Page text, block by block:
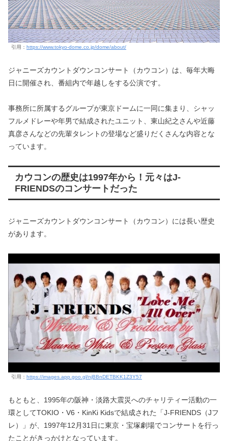
引用： https://www.tokyo-dome.co.jp/dome/about/
ジャニーズカウントダウンコンサート（カウコン）は、毎年大晦
日に開催され、番組内で年越しをする公演です。
事務所に所属するグループが東京ドームに一同に集まり、シャッ
フルメドレーや年男で結成されたユニット、東山紀之さんや近藤
真彦さんなどの先輩タレントの登場など盛りだくさんな内容とな
っています。
カウコンの歴史は1997年から！元々はJ-
FRIENDSのコンサートだった
ジャニーズカウントダウンコンサート（カウコン）には長い歴史
があります。
引用： https://images.app.goo.gl/njBBnDETBKK1Z3Y57
もともと、1995年の阪神・淡路大震災へのチャリティー活動の一
環としてTOKIO・V6・KinKi Kidsで結成された「J-FRIENDS（Jフ
レ）」が、1997年12月31日に東京・宝塚劇場でコンサートを行っ
たことがきっかけとなっています。